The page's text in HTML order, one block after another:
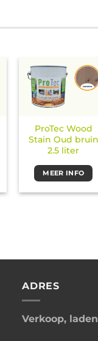
ProTec Wood
Stain Oud bruin
2.5 liter
MEER INFO
ADRES
Verkoop,